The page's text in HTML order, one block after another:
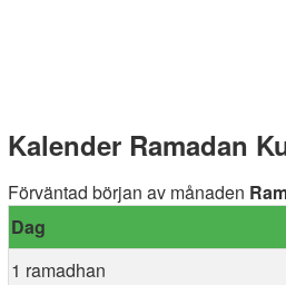
Kalender Ramadan
Förväntad början av månaden
Dag
1 ramadhan